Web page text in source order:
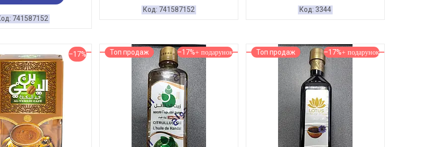
741587152
741587152 3344
–17% Топ продаж –17% Топ продаж –17%